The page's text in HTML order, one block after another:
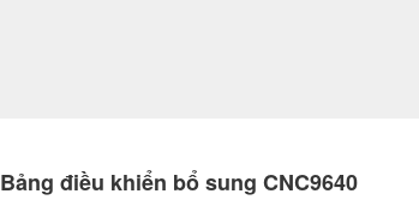
Bảng điều khiển bổ sung CNC9640